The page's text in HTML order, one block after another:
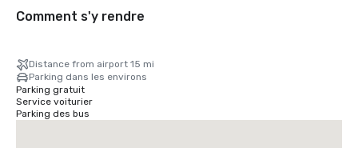
Comment s'y rendre
Distance from airport 15 mi
Parking dans les environs
Parking gratuit
Service voiturier
Parking des bus